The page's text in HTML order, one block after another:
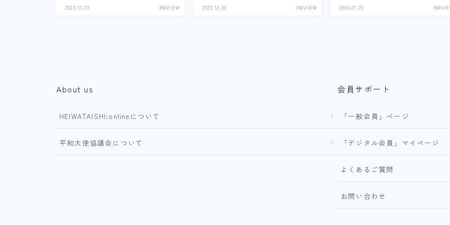
2023.11.03 360VIEW 2022.12.30 360VIEW 2026.01.20
About us
HEIWATAISHI:onlineについて
平和大使協議会について
会員サポート
「一般会員」ページ
「デジタル会員」マイページ
よくあるご質問
お問い合わせ